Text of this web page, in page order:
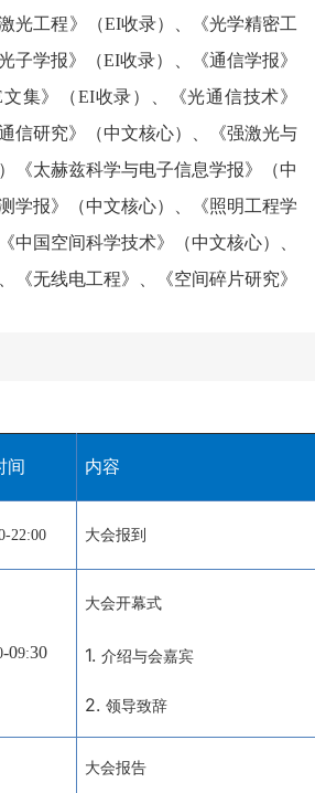
激光工程》（EI收录）、《光学精密工
子学报》（EI收录）、《通信学报》
文集》（EI收录）
《光通信技术》
信研究》 （中文核心）、
《强激光与
《太赫兹科学与电子信息学报》 （中
学报》 （中文核心）、 《照明工程学
中国空间科学技术》（中文核心）、
《无线电工程》、《空间碎片研究》
间 内容
22:00 大会报到
-09:30
大会开幕式
1. 介绍与会嘉宾
2. 领导致辞
大会报告